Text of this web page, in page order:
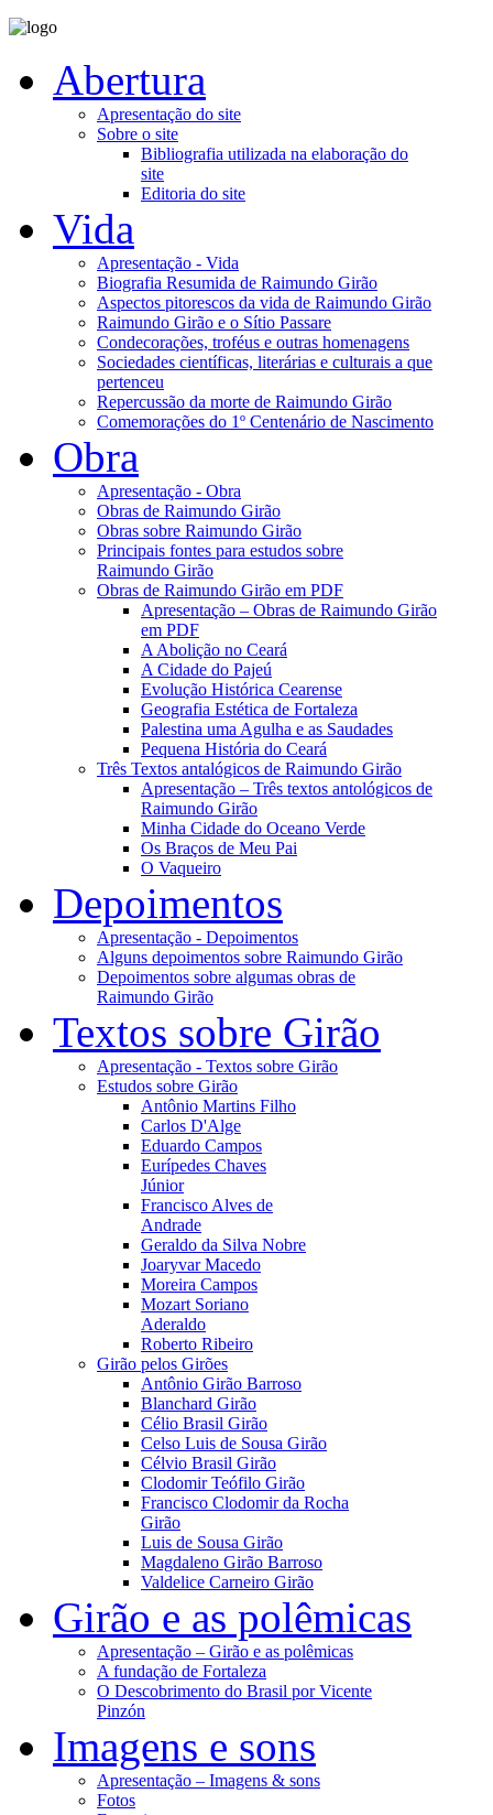
Abertura
Apresentação do site
Sobre o site
Bibliografia utilizada na elaboração do
site
Editoria do site
Vida
Apresentação - Vida
Biografia Resumida de Raimundo Girão
Aspectos pitorescos da vida de Raimundo Girão
Raimundo Girão e o Sítio Passare
Condecorações, troféus e outras homenagens
Sociedades científicas, literárias e culturais a que
pertenceu
Repercussão da morte de Raimundo Girão
Comemorações do 1º Centenário de Nascimento
Obra
Apresentação - Obra
Obras de Raimundo Girão
Obras sobre Raimundo Girão
Principais fontes para estudos sobre
Raimundo Girão
Obras de Raimundo Girão em PDF
Apresentação – Obras de Raimundo Girão
em PDF
A Abolição no Ceará
A Cidade do Pajeú
Evolução Histórica Cearense
Geografia Estética de Fortaleza
Palestina uma Agulha e as Saudades
Pequena História do Ceará
Três Textos antalógicos de Raimundo Girão
Apresentação – Três textos antológicos de
Raimundo Girão
Minha Cidade do Oceano Verde
Os Braços de Meu Pai
O Vaqueiro
Depoimentos
Apresentação - Depoimentos
Alguns depoimentos sobre Raimundo Girão
Depoimentos sobre algumas obras de
Raimundo Girão
Textos sobre Girão
Apresentação - Textos sobre Girão
Estudos sobre Girão
Antônio Martins Filho
Carlos D'Alge
Eduardo Campos
Eurípedes Chaves
Júnior
Francisco Alves de
Andrade
Geraldo da Silva Nobre
Joaryvar Macedo
Moreira Campos
Mozart Soriano
Aderaldo
Roberto Ribeiro
Girão pelos Girões
Antônio Girão Barroso
Blanchard Girão
Célio Brasil Girão
Celso Luis de Sousa Girão
Célvio Brasil Girão
Clodomir Teófilo Girão
Francisco Clodomir da Rocha
Girão
Luis de Sousa Girão
Magdaleno Girão Barroso
Valdelice Carneiro Girão
Girão e as polêmicas
Apresentação – Girão e as polêmicas
A fundação de Fortaleza
O Descobrimento do Brasil por Vicente
Pinzón
Imagens e sons
Apresentação – Imagens & sons
Fotos